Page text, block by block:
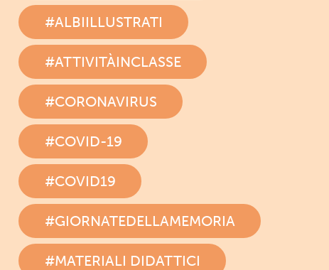
#ALBIILLUSTRATI
#ATTIVITÀINCLASSE
#CORONAVIRUS
#COVID-19
#COVID19
#GIORNATEDELLAMEMORIA
#MATERIALI DIDATTICI